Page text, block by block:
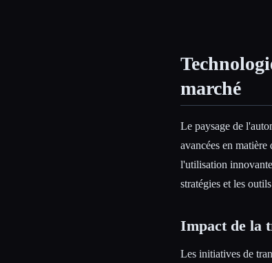
marché
Le paysage de
avancées en
l'utilisation
stratégies et les
Impact de la
Les initiatives de